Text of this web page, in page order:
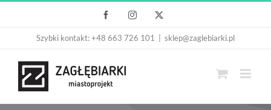
zawartości
FacebookInstagram
Szybki kontakt: +48 663 726 101 sklep@zaglebiarki.pl